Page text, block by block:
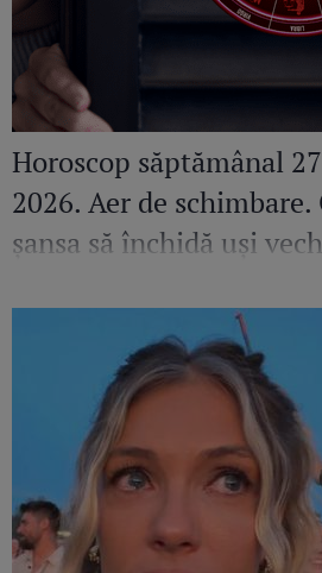
Horoscop săptămânal
2026. Aer de schimbare.
șansa să închidă uși